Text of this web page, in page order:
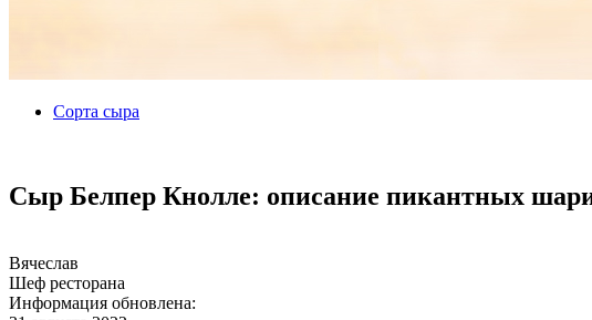
Сорта сыра
Сыр Белпер Кнолле: описание пикантных
Вячеслав
Шеф ресторана
Информация обновлена: